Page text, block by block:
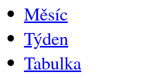
Měsíc
Týden
Tabulka